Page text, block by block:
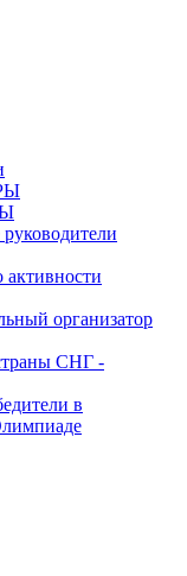
организатор
СНГ -
в